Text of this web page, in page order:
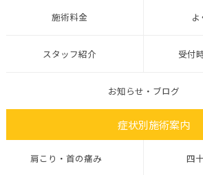
施術料金
スタッフ紹介 受付
お知らせ・ブログ
症状別施術案内
肩こり・首の痛み 四